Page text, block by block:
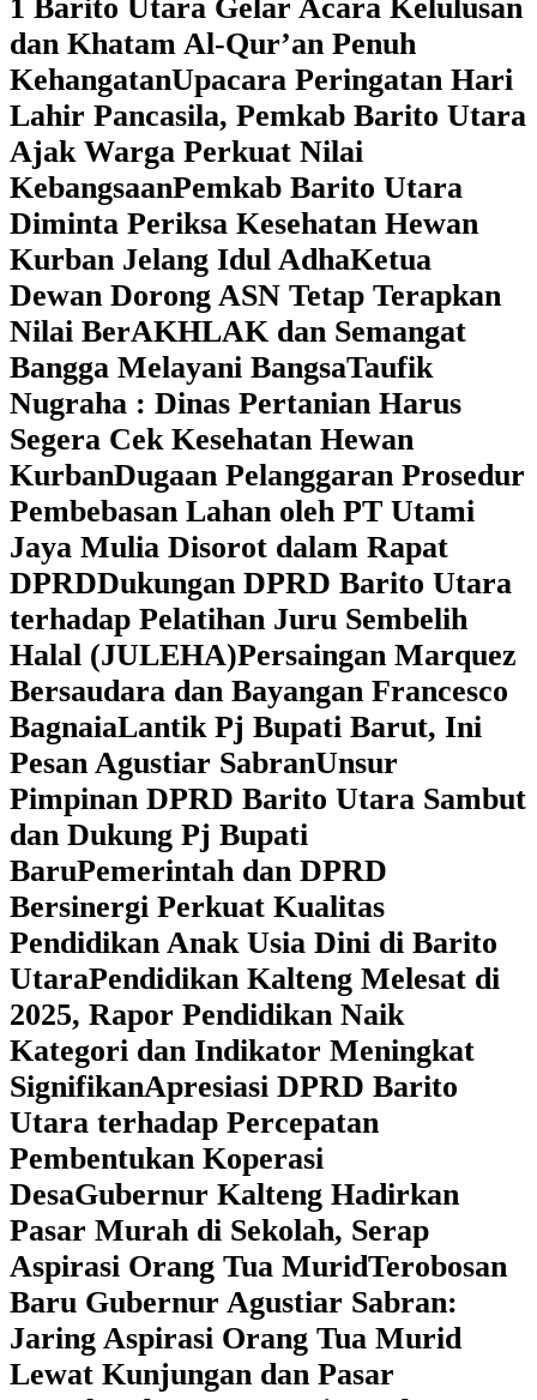
1 Barito Utara Gelar Acara Kelulusan
dan Khatam Al-Qur’an Penuh
KehangatanUpacara Peringatan Hari
Lahir Pancasila, Pemkab Barito Utara
Ajak Warga Perkuat Nilai
KebangsaanPemkab Barito Utara
Diminta Periksa Kesehatan Hewan
Kurban Jelang Idul AdhaKetua
Dewan Dorong ASN Tetap Terapkan
Nilai BerAKHLAK dan Semangat
Bangga Melayani BangsaTaufik
Nugraha : Dinas Pertanian Harus
Segera Cek Kesehatan Hewan
KurbanDugaan Pelanggaran Prosedur
Pembebasan Lahan oleh PT Utami
Jaya Mulia Disorot dalam Rapat
DPRDDukungan DPRD Barito Utara
terhadap Pelatihan Juru Sembelih
Halal (JULEHA)Persaingan Marquez
Bersaudara dan Bayangan Francesco
BagnaiaLantik Pj Bupati Barut, Ini
Pesan Agustiar SabranUnsur
Pimpinan DPRD Barito Utara Sambut
dan Dukung Pj Bupati
BaruPemerintah dan DPRD
Bersinergi Perkuat Kualitas
Pendidikan Anak Usia Dini di Barito
Utara‎Pendidikan Kalteng Melesat di
2025, Rapor Pendidikan Naik
Kategori dan Indikator Meningkat
SignifikanApresiasi DPRD Barito
Utara terhadap Percepatan
Pembentukan Koperasi
Desa‎Gubernur Kalteng Hadirkan
Pasar Murah di Sekolah, Serap
Aspirasi Orang Tua Murid‎Terobosan
Baru Gubernur Agustiar Sabran:
Jaring Aspirasi Orang Tua Murid
Lewat Kunjungan dan Pasar